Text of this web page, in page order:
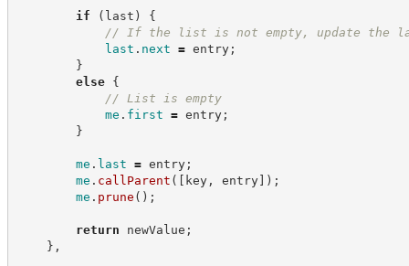
if ( last )
{
// If the list is not empty, update the
last . next = entry;
}
else
{
// List is empty
me . first = entry;
}
me . last = entry;
me . callParent ( [ key, entry] ) ;
me . prune ( ) ;
return newValue ;
} ,